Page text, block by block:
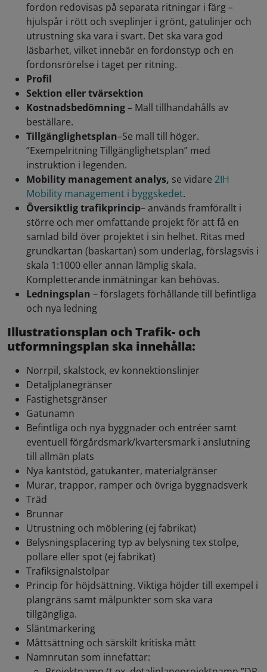
fordon redovisas på separata ritningar i färg –
hjulspår i rött och sveplinjer i grönt, gatulinjer och
utrustning ska vara i svart. Det ska vara god
läsbarhet, vilket innebär en fordonstyp och en
fordonsrörelse i taget per ritning.
Profil
Sektion eller tvärsektion
Kostnadsbedömning– Mall tillhandahålls av
beställare.
Tillgänglighetsplan–Se mall till höger.
”Exempelritning Tillgänglighetsplan” med
instruktion i legenden.
Mobility management analys, se vidare 2IH
Mobility management i byggskedet.
Översiktlig trafikprincip– används framförallt i
större och mer omfattande projekt för att få en
samlad bild över projektet i sin helhet. Ritas med
grundkartan (baskartan) som underlag, förslagsvis i
skala 1:1000 eller annan lämplig skala.
Kompletterande inmätningar kan behövas.
Ledningsplan – förslagets förhållande till befintliga
och nya ledning
Illustrationsplan och Trafik- och
utformningsplan ska innehålla:
Norrpil, skalstock, ev konnektionslinjer
Detaljplanegränser
Fastighetsgränser
Gatunamn
Befintliga och nya byggnader och entréer samt
eventuell förgårdsmark/kvartersmark i anslutning
till allmän plats
Nya kantstöd, gatukanter, materialgränser
Murar, trappor, ramper och övriga byggnadsverk
Träd
Brunnar
Utrustning och möblering (ej fabrikat)
Belysningsplacering typ av belysning tex stolpe,
pollare eller spot (ej fabrikat)
Trafiksignalstolpar
Princip för höjdsättning. Viktiga höjder till exempel i
plangräns samt målpunkter som ska vara
tillgängliga.
Släntmarkering
Måttsättning och särskilt kritiska mått
Namnrutan som innefattar: